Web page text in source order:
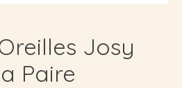
Josy
Paire